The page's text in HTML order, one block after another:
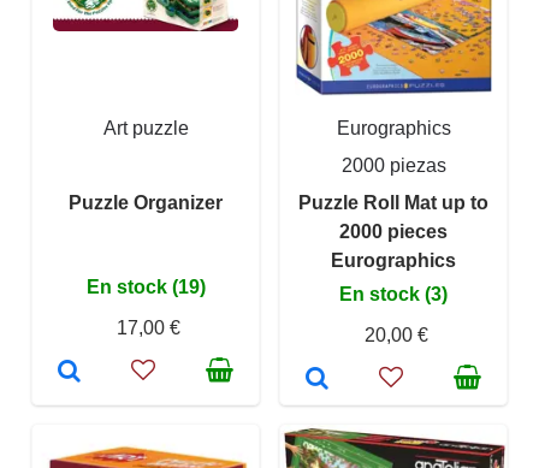
Art puzzle
Puzzle Organizer
En stock (19)
17,00 €
Eurographics
2000 piezas
Puzzle Roll Mat up to
2000 pieces
Eurographics
En stock (3)
20,00 €